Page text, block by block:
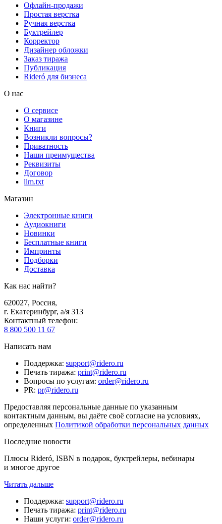
Офлайн-продажи
Простая верстка
Ручная верстка
Буктрейлер
Корректор
Дизайнер обложки
Заказ тиража
Публикация
Rideró для бизнеса
О нас
О сервисе
О магазине
Книги
Возникли вопросы?
Приватность
Наши преимущества
Реквизиты
Договор
llm.txt
Магазин
Электронные книги
Аудиокниги
Новинки
Бесплатные книги
Импринты
Подборки
Доставка
Как нас найти?
620027, Россия,
г. Екатеринбург, а/я 313
Контактный телефон:
8 800 500 11 67
Написать нам
Поддержка: support@ridero.ru
Печать тиража: print@ridero.ru
Вопросы по услугам: order@ridero.ru
PR: pr@ridero.ru
Предоставляя персональные данные по указанным
контактным данным, вы даёте своё согласие на условиях,
определенных Политикой обработки персональных данных
Последние новости
Плюсы Rideró, ISBN в подарок, буктрейлеры, вебинары
и многое другое
Читать дальше
Поддержка: support@ridero.ru
Печать тиража: print@ridero.ru
Наши услуги: order@ridero.ru